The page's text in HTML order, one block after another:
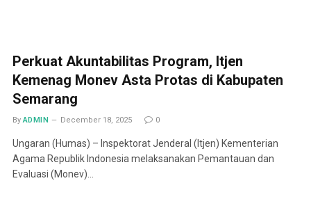
Perkuat Akuntabilitas Program, Itjen
Kemenag Monev Asta Protas di Kabupaten
Semarang
By ADMIN December 18, 2025 0
Ungaran (Humas) – Inspektorat Jenderal (Itjen) Kementerian
Agama Republik Indonesia melaksanakan Pemantauan dan
Evaluasi (Monev)…